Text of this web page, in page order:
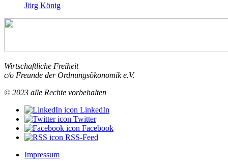
Jörg König
Wirtschaftliche Freiheit
c/o Freunde der Ordnungsökonomik e.V.
© 2023 alle Rechte vorbehalten
LinkedIn
Twitter
Facebook
RSS-Feed
Impressum